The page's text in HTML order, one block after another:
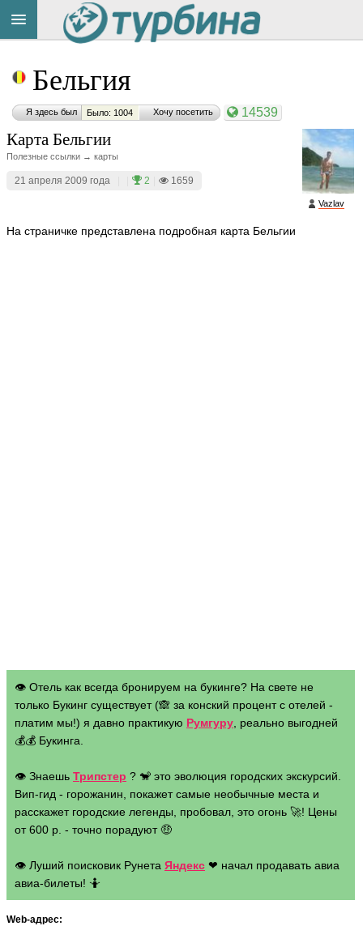
Бельгия
Я здесь был Было: 1004 Хочу посетить 14539
Vazlav
Карта Бельгии
Полезные ссылки → карты
21 апреля 2009 года 2 1659
На страничке представлена подробная карта Бельгии
👁 Отель как всегда бронируем на букинге? На свете не
только Букинг существует (🙈 за конский процент с отелей -
платим мы!) я давно практикую Румгуру , реально выгодней
💰💰 Букинга.
👁 Знаешь Трипстер ? 🐒 это эволюция городских экскурсий.
Вип-гид - горожанин, покажет самые необычные места и
расскажет городские легенды, пробовал, это огонь 🚀! Цены
от 600 р. - точно порадуют 🤑
👁 Луший поисковик Рунета Яндекс ❤ начал продавать авиа
авиа-билеты! 🤷
Web-адрес:
на
сайте: